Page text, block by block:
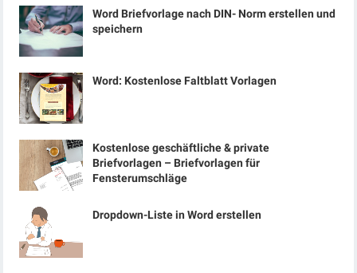
Word Briefvorlage nach DIN- Norm erstellen und
speichern
Word: Kostenlose Faltblatt Vorlagen
Kostenlose geschäftliche & private
Briefvorlagen – Briefvorlagen für
Fensterumschläge
Dropdown-Liste in Word erstellen